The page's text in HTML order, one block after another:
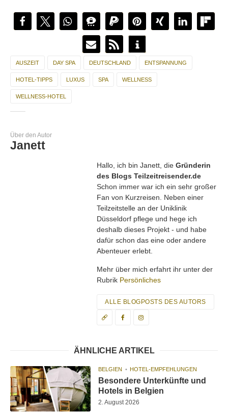
AUSZEIT DAY SPA DEUTSCHLAND ENTSPANNUNG
HOTEL-TIPPS LUXUS SPA WELLNESS
WELLNESS-HOTEL
Über den Autor
Janett
Hallo, ich bin Janett, die Gründerin
des Blogs Teilzeitreisender.de
Schon immer war ich ein sehr großer
Fan von Kurzreisen. Neben einer
Teilzeitstelle an der Uniklinik
Düsseldorf pflege und hege ich
deshalb dieses Projekt - und habe
dafür schon das eine oder andere
Abenteuer erlebt.
Mehr über mich erfahrt ihr unter der
Rubrik Persönliches
ALLE BLOGPOSTS DES AUTORS
ÄHNLICHE ARTIKEL
BELGIEN HOTEL-EMPFEHLUNGEN
Besondere Unterkünfte und
Hotels in Belgien
2. August 2026